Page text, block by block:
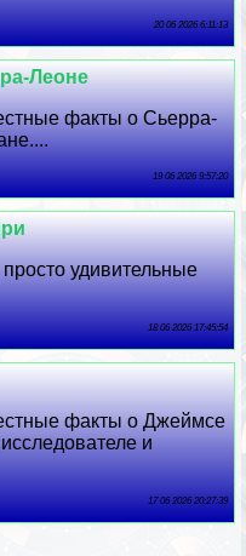
20 06 2026 6:11:13
Леоне
факты о Сьерра-
19 06 2026 9:57:20
удивительные
18 06 2026 17:45:54
факты о Джеймсе
и
17 06 2026 20:27:39